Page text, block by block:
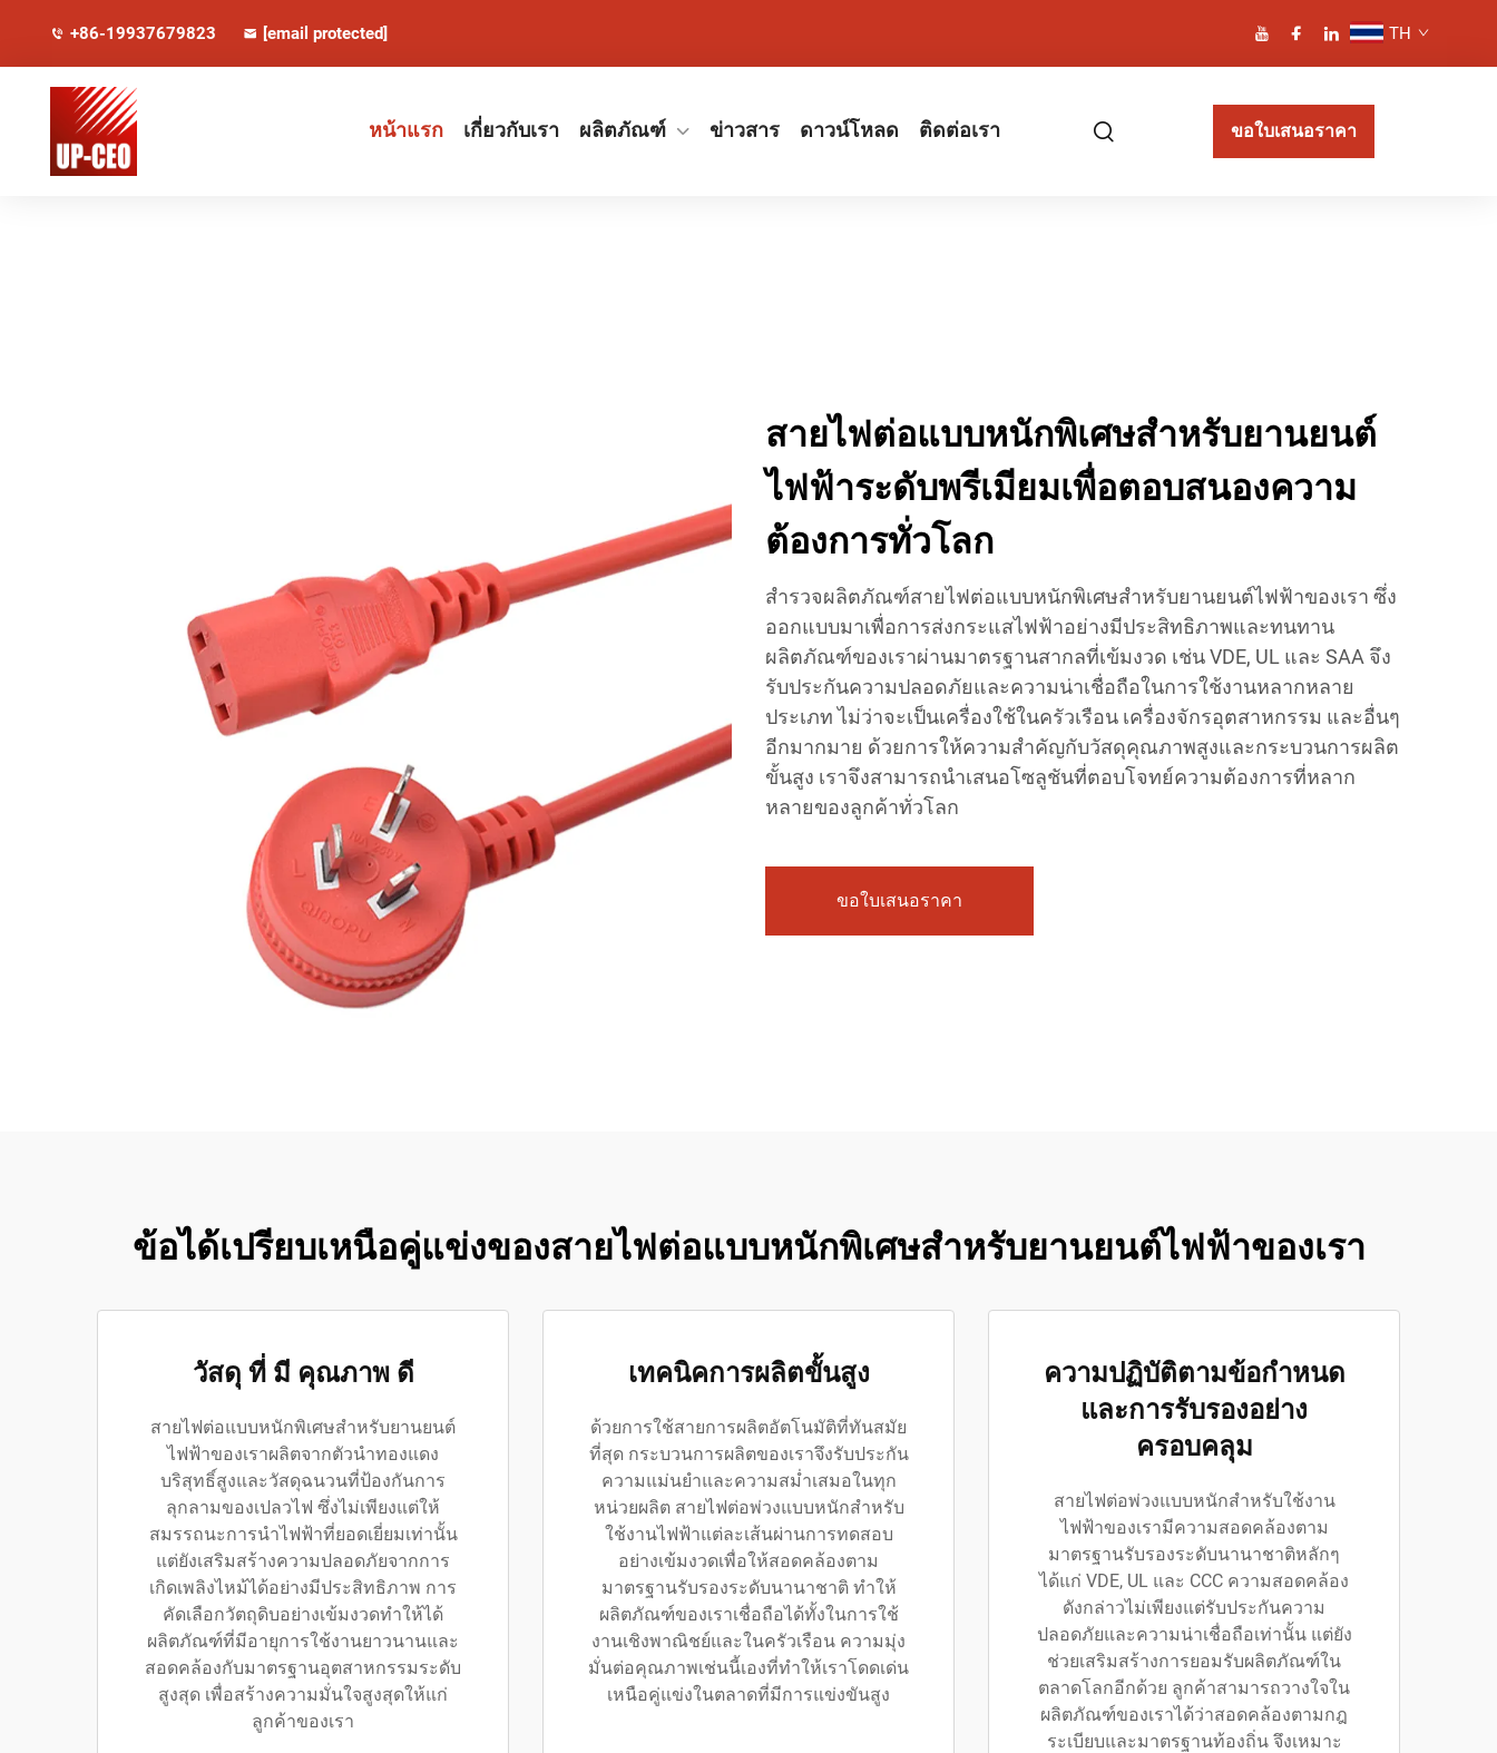
+86-19937679823 [email protected] TH
หน้าแรก เกี่ยวกับเรา ผลิตภัณฑ์ ข่าวสาร ดาวน์โหลด ติดต่อเรา ขอใบเสนอราคา
สายไฟต่อแบบหนักพิเศษสำหรับยานยนต์
ไฟฟ้าระดับพรีเมียมเพื่อตอบสนองความ
ต้องการทั่วโลก
สำรวจผลิตภัณฑ์สายไฟต่อแบบหนักพิเศษสำหรับยานยนต์ไฟฟ้าของเรา ซึ่ง
ออกแบบมาเพื่อการส่งกระแสไฟฟ้าอย่างมีประสิทธิภาพและทนทาน
ผลิตภัณฑ์ของเราผ่านมาตรฐานสากลที่เข้มงวด เช่น VDE, UL และ SAA จึง
รับประกันความปลอดภัยและความน่าเชื่อถือในการใช้งานหลากหลาย
ประเภท ไม่ว่าจะเป็นเครื่องใช้ในครัวเรือน เครื่องจักรอุตสาหกรรม และอื่นๆ
อีกมากมาย ด้วยการให้ความสำคัญกับวัสดุคุณภาพสูงและกระบวนการผลิต
ขั้นสูง เราจึงสามารถนำเสนอโซลูชันที่ตอบโจทย์ความต้องการที่หลาก
หลายของลูกค้าทั่วโลก
ขอใบเสนอราคา
ข้อได้เปรียบเหนือคู่แข่งของสายไฟต่อแบบหนักพิเศษสำหรับยานยนต์ไฟฟ้าของเรา
วัสดุ ที่ มี คุณภาพ ดี
สายไฟต่อแบบหนักพิเศษสำหรับยานยนต์
ไฟฟ้าของเราผลิตจากตัวนำทองแดง
บริสุทธิ์สูงและวัสดุฉนวนที่ป้องกันการ
ลุกลามของเปลวไฟ ซึ่งไม่เพียงแต่ให้
สมรรถนะการนำไฟฟ้าที่ยอดเยี่ยมเท่านั้น
แต่ยังเสริมสร้างความปลอดภัยจากการ
เกิดเพลิงไหม้ได้อย่างมีประสิทธิภาพ การ
คัดเลือกวัตถุดิบอย่างเข้มงวดทำให้ได้
ผลิตภัณฑ์ที่มีอายุการใช้งานยาวนานและ
สอดคล้องกับมาตรฐานอุตสาหกรรมระดับ
สูงสุด เพื่อสร้างความมั่นใจสูงสุดให้แก่
ลูกค้าของเรา
เทคนิคการผลิตขั้นสูง
ด้วยการใช้สายการผลิตอัตโนมัติที่ทันสมัย
ที่สุด กระบวนการผลิตของเราจึงรับประกัน
ความแม่นยำและความสม่ำเสมอในทุก
หน่วยผลิต สายไฟต่อพ่วงแบบหนักสำหรับ
ใช้งานไฟฟ้าแต่ละเส้นผ่านการทดสอบ
อย่างเข้มงวดเพื่อให้สอดคล้องตาม
มาตรฐานรับรองระดับนานาชาติ ทำให้
ผลิตภัณฑ์ของเราเชื่อถือได้ทั้งในการใช้
งานเชิงพาณิชย์และในครัวเรือน ความมุ่ง
มั่นต่อคุณภาพเช่นนี้เองที่ทำให้เราโดดเด่น
เหนือคู่แข่งในตลาดที่มีการแข่งขันสูง
ความปฏิบัติตามข้อกำหนด
และการรับรองอย่าง
ครอบคลุม
สายไฟต่อพ่วงแบบหนักสำหรับใช้งาน
ไฟฟ้าของเรามีความสอดคล้องตาม
มาตรฐานรับรองระดับนานาชาติหลักๆ
ได้แก่ VDE, UL และ CCC ความสอดคล้อง
ดังกล่าวไม่เพียงแต่รับประกันความ
ปลอดภัยและความน่าเชื่อถือเท่านั้น แต่ยัง
ช่วยเสริมสร้างการยอมรับผลิตภัณฑ์ใน
ตลาดโลกอีกด้วย ลูกค้าสามารถวางใจใน
ผลิตภัณฑ์ของเราได้ว่าสอดคล้องตามกฎ
ระเบียบและมาตรฐานท้องถิ่น จึงเหมาะ